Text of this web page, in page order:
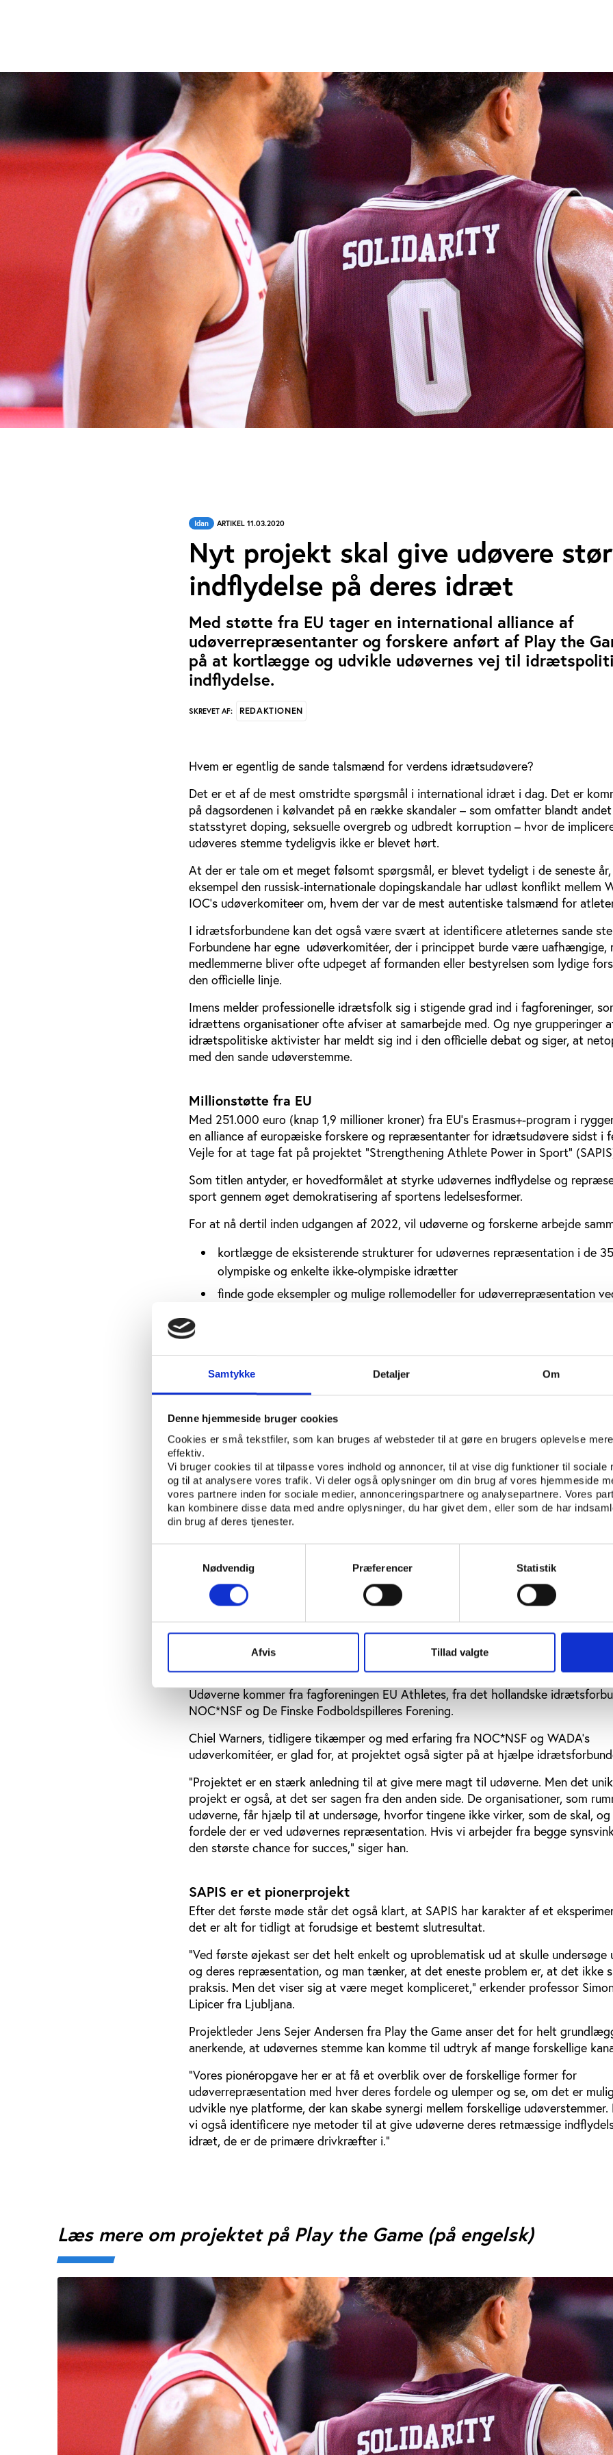
Samtykke Detaljer Om
Denne hjemmeside bruger cookies
Cookies er små tekstfiler, som kan bruges af websteder til at gøre en brugers oplevelse mere
effektiv.
Vi bruger cookies til at tilpasse vores indhold og annoncer, til at vise dig funktioner til sociale
og til at analysere vores trafik. Vi deler også oplysninger om din brug af vores hjemmeside
vores partnere inden for sociale medier, annonceringspartnere og analysepartnere. Vores
kan kombinere disse data med andre oplysninger, du har givet dem, eller som de har
din brug af deres tjenester.
Nødvendig
Præferencer Statistik
Afvis Tillad valgte
Idan ARTIKEL 11.03.2020
Nyt projekt skal give udøvere
indflydelse på deres idræt
Med støtte fra EU tager en international alliance af
udøverrepræsentanter og forskere anført af Play the
på at kortlægge og udvikle udøvernes vej til
indflydelse.
SKREVET AF: REDAKTIONEN
Hvem er egentlig de sande talsmænd for verdens idrætsudøvere?
Det er et af de mest omstridte spørgsmål i international idræt i dag. Det er
på dagsordenen i kølvandet på en række skandaler – som omfatter blandt andet
statsstyret doping, seksuelle overgreb og udbredt korruption – hvor de
udøveres stemme tydeligvis ikke er blevet hørt.
At der er tale om et meget følsomt spørgsmål, er blevet tydeligt i de seneste
eksempel den russisk-internationale dopingskandale har udløst konflikt mellem
IOC’s udøverkomiteer om, hvem der var de mest autentiske talsmænd for
I idrætsforbundene kan det også være svært at identificere atleternes sande
Forbundene har egne udøverkomitéer, der i princippet burde være uafhængige,
medlemmerne bliver ofte udpeget af formanden eller bestyrelsen som lydige
den officielle linje.
Imens melder professionelle idrætsfolk sig i stigende grad ind i fagforeninger,
idrættens organisationer ofte afviser at samarbejde med. Og nye grupperinger
idrætspolitiske aktivister har meldt sig ind i den officielle debat og siger, at
med den sande udøverstemme.
Millionstøtte fra EU
Med 251.000 euro (knap 1,9 millioner kroner) fra EU’s Erasmus+-program i
en alliance af europæiske forskere og repræsentanter for idrætsudøvere sidst i
Vejle for at tage fat på projektet ”Strengthening Athlete Power in Sport”
Som titlen antyder, er hovedformålet at styrke udøvernes indflydelse og
sport gennem øget demokratisering af sportens ledelsesformer.
For at nå dertil inden udgangen af 2022, vil udøverne og forskerne arbejde
kortlægge de eksisterende strukturer for udøvernes repræsentation i de 35
olympiske og enkelte ikke-olympiske idrætter
finde gode eksempler og mulige rollemodeller for udøverrepræsentation
ikke nødvendigvis er koblet til demokratisk repræsentation
udvikle innovative løsninger for udøverrepræsentation i idrætten og
i den idrætspolitiske debat
opbygge kompetencer blandt udøvere, idrætsledere og beslutningstagere
Et blik fra begge sider
Play the Game har det overordnede ansvar for projektet, mens den
varetages af Mike McNamee, for tiden professor i anvendt etik ved Swansea
Storbritannien, men på vej til en stilling som professor i etik og integritet ved det
universitet KU Leuven.
arbejder med udøvernes repræsentation i sportens virkelige verden. Det bliver
spændende at se, hvilken forandring vi kan bringe ind i sportens ledelseskultur,”
McNamee efter det første møde.
Swansea Universitet bliver i projektet trods hans fratræden, og de øvrige
fra Utrecht Universitet i Holland, Ljubljana Universitet i Slovenien og Pompeu
Universitet i Barcelona, Spanien.
Udøverne kommer fra fagforeningen EU Athletes, fra det hollandske
NOC*NSF og De Finske Fodboldspilleres Forening.
Chiel Warners, tidligere tikæmper og med erfaring fra NOC*NSF og WADA’s
udøverkomitéer, er glad for, at projektet også sigter på at hjælpe
”Projektet er en stærk anledning til at give mere magt til udøverne. Men det
projekt er også, at det ser sagen fra den anden side. De organisationer, som
udøverne, får hjælp til at undersøge, hvorfor tingene ikke virker, som de skal,
fordele der er ved udøvernes repræsentation. Hvis vi arbejder fra begge
den største chance for succes,” siger han.
SAPIS er et pionerprojekt
Efter det første møde står det også klart, at SAPIS har karakter af et
det er alt for tidligt at forudsige et bestemt slutresultat.
”Ved første øjekast ser det helt enkelt og uproblematisk ud at skulle undersøge
og deres repræsentation, og man tænker, at det eneste problem er, at det ikke
praksis. Men det viser sig at være meget kompliceret,” erkender professor
Lipicer fra Ljubljana.
Projektleder Jens Sejer Andersen fra Play the Game anser det for helt
anerkende, at udøvernes stemme kan komme til udtryk af mange forskellige
”Vores pionéropgave her er at få et overblik over de forskellige former for
udøverrepræsentation med hver deres fordele og ulemper og se, om det er
udvikle nye platforme, der kan skabe synergi mellem forskellige udøverstemmer.
vi også identificere nye metoder til at give udøverne deres retmæssige
idræt, de er de primære drivkræfter i.”
Læs mere om projektet på Play the Game (på engelsk)